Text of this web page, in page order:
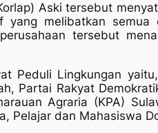
Aski tersebut
yang melibatkan
tersebut
Peduli Lingkungan
Partai Rakyat
Agraria (KPA)
Pelajar dan Mahasiswa